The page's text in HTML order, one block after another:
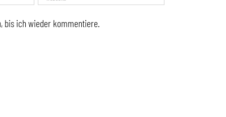
bis ich wieder kommentiere.